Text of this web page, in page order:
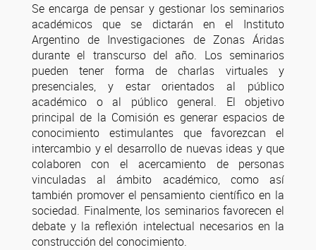
Se encarga de pensar y gestionar los seminarios
académicos que se dictarán en el Instituto
Argentino de Investigaciones de Zonas Áridas
durante el transcurso del año. Los seminarios
pueden tener forma de charlas virtuales y
presenciales, y estar orientados al público
académico o al público general. El objetivo
principal de la Comisión es generar espacios de
conocimiento estimulantes que favorezcan el
intercambio y el desarrollo de nuevas ideas y que
colaboren con el acercamiento de personas
vinculadas al ámbito académico, como así
también promover el pensamiento científico en la
sociedad. Finalmente, los seminarios favorecen el
debate y la reflexión intelectual necesarios en la
construcción del conocimiento.